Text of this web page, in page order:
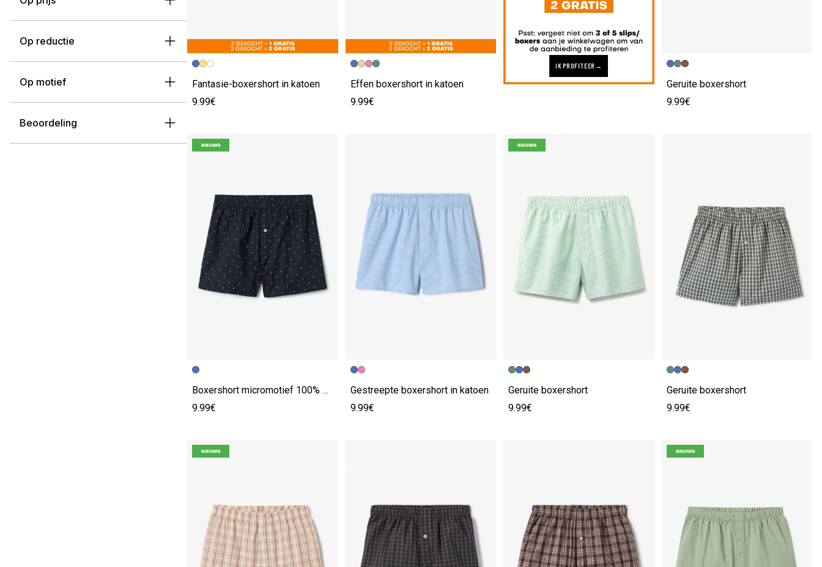
Op reductie
Op motief
Beoordeling
Fantasie-boxershort in katoen
9.99€
Effen boxershort in katoen
9.99€
IK PROFITEER
Geruite boxershort
9.99€
Boxershort micromotief 100% katoen
9.99€
Gestreepte boxershort in katoen
9.99€
Geruite boxershort
9.99€
Geruite boxershort
9.99€